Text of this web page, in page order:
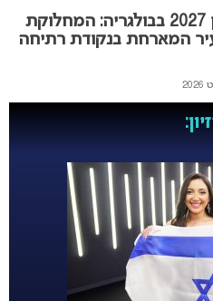
אירוויזיון 2027 בבולגריה: המחלוקת
המארחת בנקודת רתיחה